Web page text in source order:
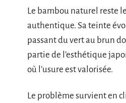
Le bambou naturel reste
authentique. Sa teinte
passant du vert au brun
partie de l’esthétique
où l’usure est valorisée.
Le problème survient en